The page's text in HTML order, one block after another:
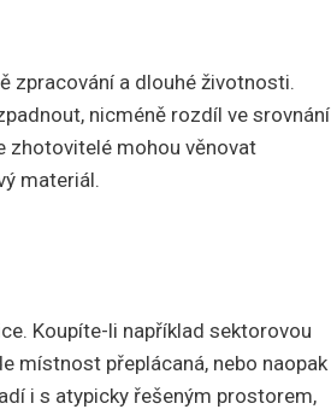
zpracování a dlouhé životnosti.
nicméně rozdíl ve srovnání
zhotovitelé mohou věnovat
materiál.
Koupíte-li například sektorovou
místnost přeplácaná, nebo naopak
i s atypicky řešeným prostorem,